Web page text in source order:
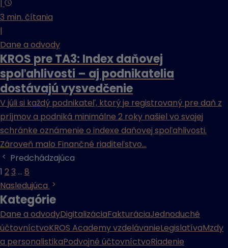
|
3 min. čítania
|
Dane a odvody
KROS pre TA3: Index daňovej
spoľahlivosti – aj podnikatelia
dostávajú vysvedčenie
V júli si každý podnikateľ, ktorý je registrovaný pre daň z
príjmov a podniká minimálne 2 roky našiel vo svojej
schránke oznámenie o indexe daňovej spoľahlivosti.
Zároveň malo Finančné riaditeľstvo...
Predchádzajúca
1 23 … 8
Nasledujúca
Kategórie
Dane a odvodyDigitalizáciaFakturáciaJednoduché
účtovníctvoKROS Academy vzdelávanieLegislatívaMzdy
a personalistikaPodvojné účtovníctvoRiadenie